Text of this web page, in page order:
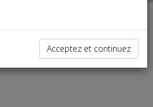
Acceptez et continuez